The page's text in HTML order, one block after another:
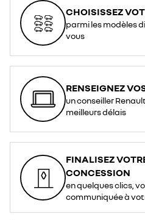
CHOISISSEZ
parmi les modèles
vous
RENSEIGNEZ
un conseiller
meilleurs délais
FINALISEZ
CONCESSION
en quelques clics,
communiquée à